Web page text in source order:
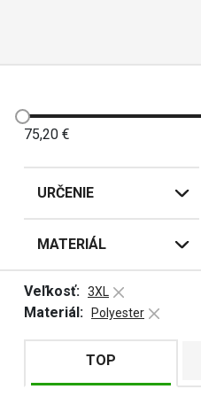
75,20 €
URČENIE
MATERIÁL
Veľkosť: 3XL
Materiál: Polyester
TOP